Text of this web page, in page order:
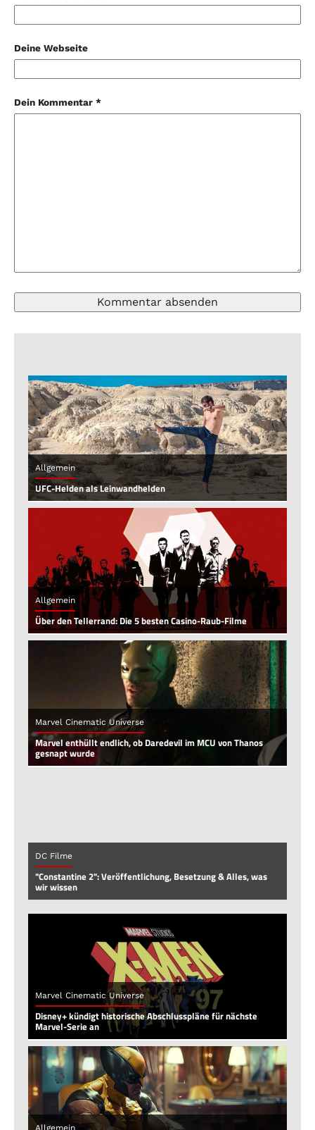
Deine Webseite
Dein Kommentar *
Allgemein
UFC-Helden als Leinwandhelden
Allgemein
Über den Tellerrand: Die 5 besten Casino-Raub-Filme
Marvel Cinematic Universe
Marvel enthüllt endlich, ob Daredevil im MCU von Thanos
gesnapt wurde
DC Filme
"Constantine 2": Veröffentlichung, Besetzung & Alles, was
wir wissen
Marvel Cinematic Universe
Disney+ kündigt historische Abschlusspläne für nächste
Marvel-Serie an
Allgemein